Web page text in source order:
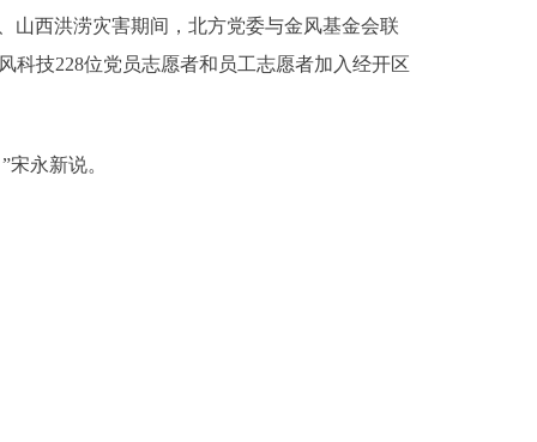
山西洪涝灾害期间，北方党委与金风基金会联
科技228位党员志愿者和员工志愿者加入经开区
永新说。